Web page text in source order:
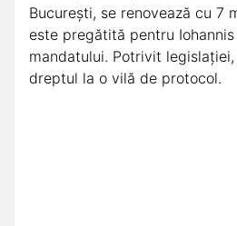
București, se renovează cu 7
este pregătită pentru
mandatului. Potrivit
dreptul la o vilă de protocol.